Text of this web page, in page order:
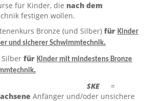
für Kinder, die nach dem
festigen wollen.
Bronze (und Silber) für Kinder
und sicherer Schwimmtechnik.
für Kinder mit mindestens Bronze
.
=
Anfänger und/oder unsichere